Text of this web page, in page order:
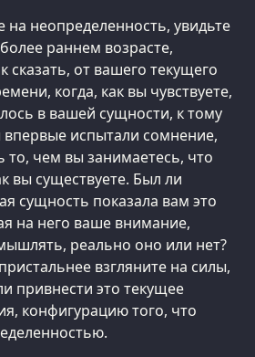
на неопределенность, увидьте
раннем возрасте,
сказать, от вашего текущего
когда, как вы чувствуете,
в вашей сущности, к тому
впервые испытали сомнение,
то, чем вы занимаетесь, что
вы существуете. Был ли
сущность показала вам это
на него ваше внимание,
реально оно или нет?
взгляните на силы,
привнести это текущее
конфигурацию того, что